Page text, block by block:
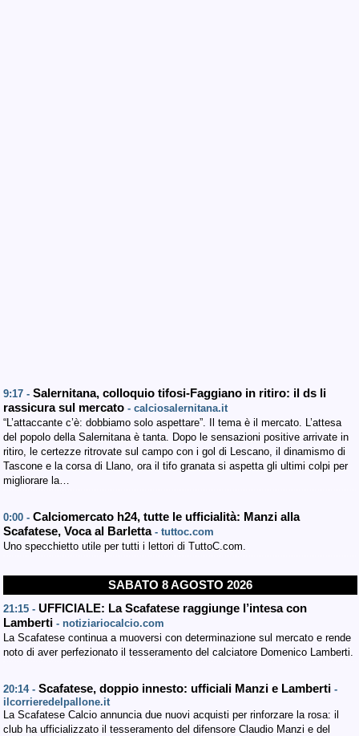
9:17 - Salernitana, colloquio tifosi-Faggiano in ritiro: il ds li
rassicura sul mercato - calciosalernitana.it
“L’attaccante c’è: dobbiamo solo aspettare”. Il tema è il mercato. L’attesa
del popolo della Salernitana è tanta. Dopo le sensazioni positive arrivate in
ritiro, le certezze ritrovate sul campo con i gol di Lescano, il dinamismo di
Tascone e la corsa di Llano, ora il tifo granata si aspetta gli ultimi colpi per
migliorare la…
0:00 - Calciomercato h24, tutte le ufficialità: Manzi alla
Scafatese, Voca al Barletta - tuttoc.com
Uno specchietto utile per tutti i lettori di TuttoC.com.
SABATO 8 AGOSTO 2026
21:15 - UFFICIALE: La Scafatese raggiunge l’intesa con
Lamberti - notiziariocalcio.com
La Scafatese continua a muoversi con determinazione sul mercato e rende
noto di aver perfezionato il tesseramento del calciatore Domenico Lamberti.
20:14 - Scafatese, doppio innesto: ufficiali Manzi e Lamberti -
ilcorrieredelpallone.it
La Scafatese Calcio annuncia due nuovi acquisti per rinforzare la rosa: il
club ha ufficializzato il tesseramento del difensore Claudio Manzi e del